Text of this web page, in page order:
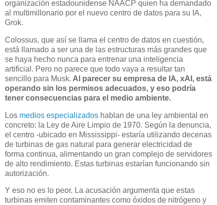
organización estadounidense NAACP quien ha demandado
al multimillonario por el nuevo centro de datos para su IA,
Grok.
Colossus, que así se llama el centro de datos en cuestión,
está llamado a ser una de las estructuras más grandes que
se haya hecho nunca para entrenar una inteligencia
artificial. Pero no parece que todo vaya a resultar tan
sencillo para Musk. Al parecer su empresa de IA, xAI, está
operando sin los permisos adecuados, y eso podría
tener consecuencias para el medio ambiente.
Los medios especializados hablan de una ley ambiental en
concreto: la Ley de Aire Limpio de 1970. Según la denuncia,
el centro -ubicado en Mississippi- estaría utilizando decenas
de turbinas de gas natural para generar electricidad de
forma continua, alimentando un gran complejo de servidores
de alto rendimiento. Estas turbinas estarían funcionando sin
autorización.
Y eso no es lo peor. La acusación argumenta que estas
turbinas emiten contaminantes como óxidos de nitrógeno y